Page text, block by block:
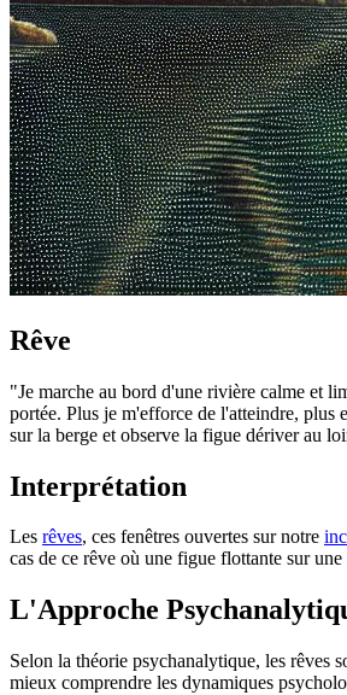
Rêve
"Je marche au bord d'une rivière calme et
portée. Plus je m'efforce de l'atteindre, plus
sur la berge et observe la figue dériver au
Interprétation
Les rêves, ces fenêtres ouvertes sur notre
cas de ce rêve où une figue flottante sur
L'Approche
Selon la théorie psychanalytique, les rêves
mieux comprendre les dynamiques